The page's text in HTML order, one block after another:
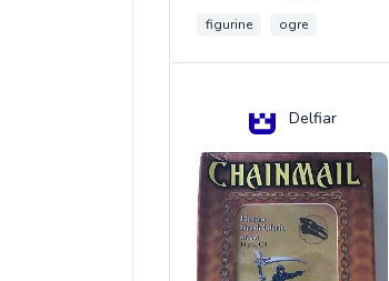
figurine ogre
Delfiar